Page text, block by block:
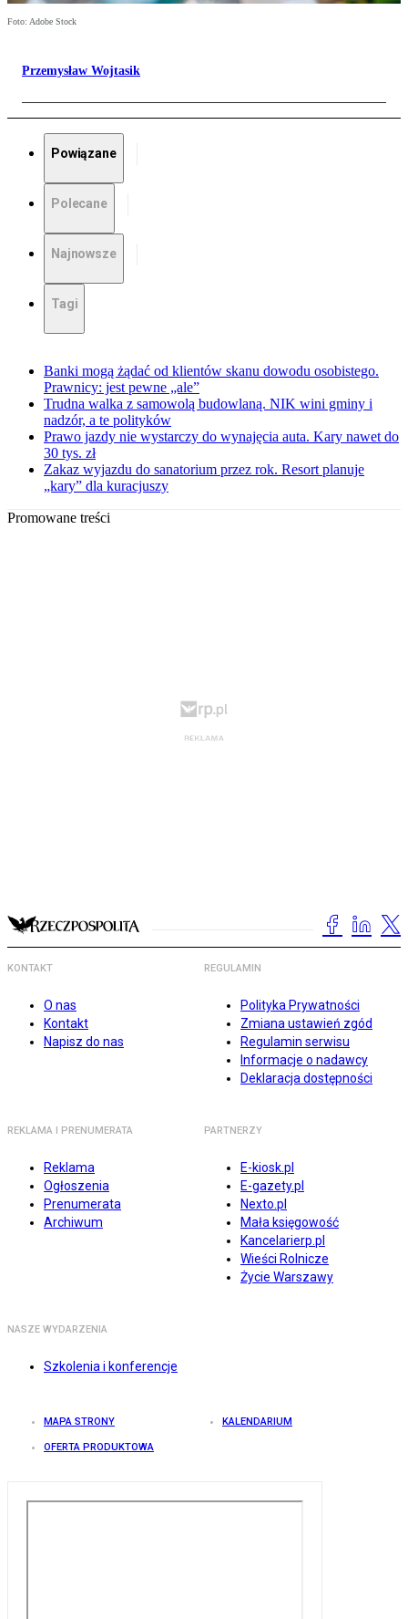
Foto: Adobe Stock
Przemysław Wojtasik
Powiązane
Polecane
Najnowsze
Tagi
Banki mogą żądać od klientów skanu dowodu osobistego.
Prawnicy: jest pewne „ale”
Trudna walka z samowolą budowlaną. NIK wini gminy i
nadzór, a te polityków
Prawo jazdy nie wystarczy do wynajęcia auta. Kary nawet do
30 tys. zł
Zakaz wyjazdu do sanatorium przez rok. Resort planuje
„kary” dla kuracjuszy
Promowane treści
KONTAKT
O nas
Kontakt
Napisz do nas
REGULAMIN
Polityka Prywatności
Zmiana ustawień zgód
Regulamin serwisu
Informacje o nadawcy
Deklaracja dostępności
REKLAMA I PRENUMERATA
Reklama
Ogłoszenia
Prenumerata
Archiwum
PARTNERZY
E-kiosk.pl
E-gazety.pl
Nexto.pl
Mała księgowość
Kancelarierp.pl
Wieści Rolnicze
Życie Warszawy
NASZE WYDARZENIA
Szkolenia i konferencje
MAPA STRONY KALENDARIUM
OFERTA PRODUKTOWA